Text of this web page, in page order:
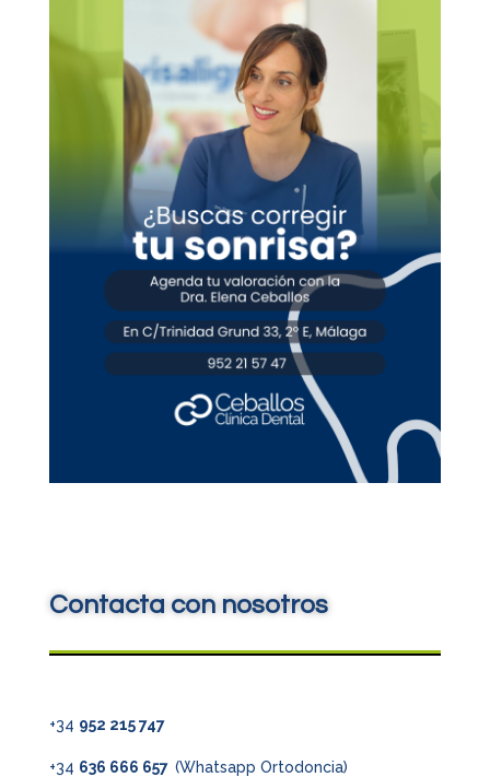
Contacta con nosotros
+34 952 215 747
+34 636 666 657 (Whatsapp Ortodoncia)